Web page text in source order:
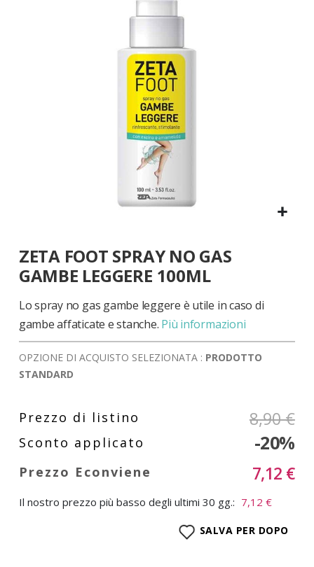
all'inizio
della
galleria
di
immagini
ZETA FOOT SPRAY NO GAS
GAMBE LEGGERE 100ML
Lo spray no gas gambe leggere è utile in caso di
gambe affaticate e stanche. Più informazioni
OPZIONE DI ACQUISTO SELEZIONATA : PRODOTTO
STANDARD
8,90 €
-20%
7,12 €
Il nostro prezzo più basso degli ultimi 30 gg.: 7,12 €
SALVA PER DOPO